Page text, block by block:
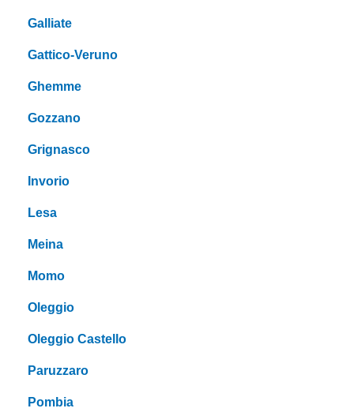
Galliate
Gattico-Veruno
Ghemme
Gozzano
Grignasco
Invorio
Lesa
Meina
Momo
Oleggio
Oleggio Castello
Paruzzaro
Pombia